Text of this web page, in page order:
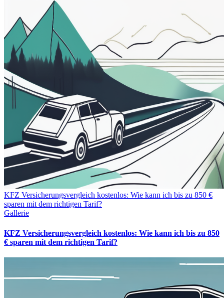
KFZ Versicherungsvergleich kostenlos: Wie kann ich bis zu 850 €
sparen mit dem richtigen Tarif?
Gallerie
KFZ Versicherungsvergleich kostenlos: Wie kann ich bis zu 850
€ sparen mit dem richtigen Tarif?